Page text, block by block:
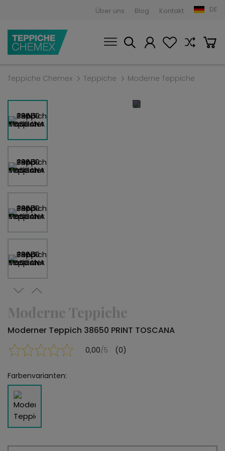
Über uns Blog Kontakt DE
Teppiche Chemex Teppiche Moderne Teppiche
Moderne Teppiche
Moderner Teppich 38650 PRINT TOSCANA
0,00/5 (0)
Farbenvarianten: